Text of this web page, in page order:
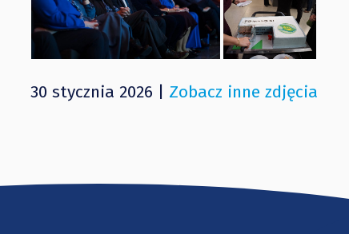
30 stycznia 2026 | Zobacz inne zdjęcia